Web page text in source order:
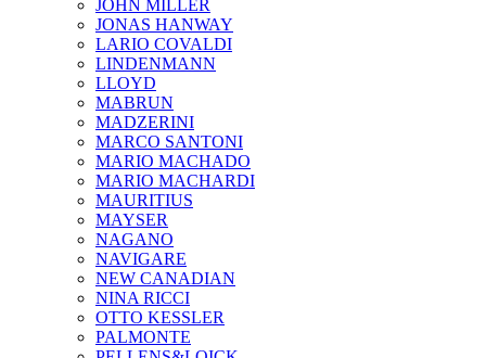
JOHN MILLER
JONAS HANWAY
LARIO COVALDI
LINDENMANN
LLOYD
MABRUN
MADZERINI
MARCO SANTONI
MARIO MACHADO
MARIO MACHARDI
MAURITIUS
MAYSER
NAGANO
NAVIGARE
NEW CANADIAN
NINA RICCI
OTTO KESSLER
PALMONTE